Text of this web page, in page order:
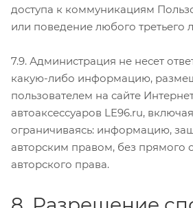
доступа к коммуникациям
или поведение любого третьего
7.9. Администрация не несет
какую-либо информацию,
пользователем на сайте
автоаксессуаров LE96.ru,
ограничиваясь: информацию,
авторским правом, без прямого
авторского права.